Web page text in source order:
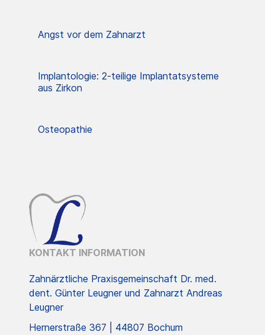
Angst vor dem Zahnarzt
Implantologie: 2-teilige Implantatsysteme
aus Zirkon
Osteopathie
KONTAKT INFORMATION
Zahnärztliche Praxisgemeinschaft Dr. med.
dent. Günter Leugner und Zahnarzt Andreas
Leugner
Hernerstraße 367 | 44807 Bochum